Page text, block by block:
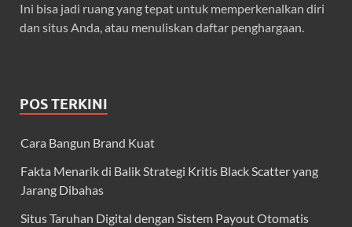
Ini bisa jadi ruang yang tepat untuk memperkenalkan diri
dan situs Anda, atau menuliskan daftar penghargaan.
POS TERKINI
Cara Bangun Brand Kuat
Fakta Menarik di Balik Strategi Kritis Black Scatter yang
Jarang Dibahas
Situs Taruhan Digital dengan Sistem Payout Otomatis